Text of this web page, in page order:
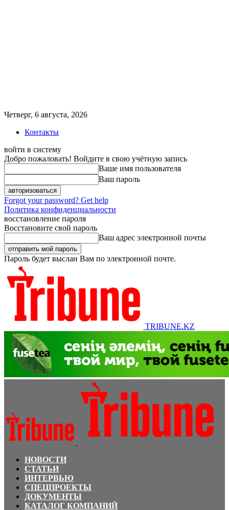
Четверг, 6 августа, 2026
Контакты
войти в систему
Добро пожаловать! Войдите в свою учётную запись
Ваше имя пользователя
Ваш пароль
Forgot your password? Get help
Политика конфиденциальности
восстановление пароля
Восстановите свой пароль
Ваш адрес электронной почты
Пароль будет выслан Вам по электронной почте.
TRIBUNE.KZ
НОВОСТИ
СТАТЬИ
ИНТЕРВЬЮ
СПЕЦПРОЕКТЫ
ДОКУМЕНТЫ
КАТАЛОГ КОМПАНИЙ